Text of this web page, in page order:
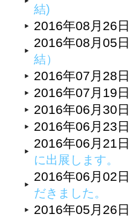
結)
2016年08月26日
2016年08月05日
結）
2016年07月28日
2016年07月19日
2016年06月30日
2016年06月23日
2016年06月21日
に出展します。
2016年06月02日
だきました。
2016年05月26日